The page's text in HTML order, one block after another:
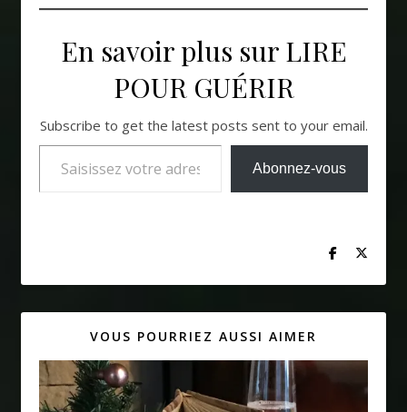
En savoir plus sur LIRE
POUR GUÉRIR
Subscribe to get the latest posts sent to your email.
Saisissez votre adresse e-mail…
Abonnez-vous
VOUS POURRIEZ AUSSI AIMER